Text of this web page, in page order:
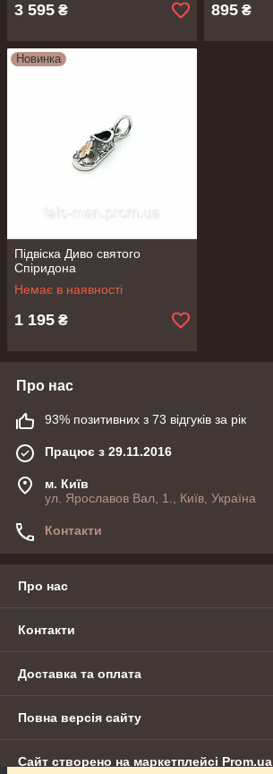
3 595 ₴ 895 ₴
Новинка
Підвіска Диво святого
Спіридона
Немає в наявності
1 195 ₴
Про нас
93% позитивних з 73 відгуків за рік
Працює з 29.11.2016
м. Київ
ул. Ярославов Вал, 1., Київ, Україна
Контакти
Про нас
Контакти
Доставка та оплата
Повна версія сайту
Сайт створено на маркетплейсі Prom.ua